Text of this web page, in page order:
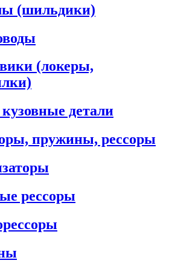
(шильдики)
(локеры,
детали
пружины, рессоры
рессоры